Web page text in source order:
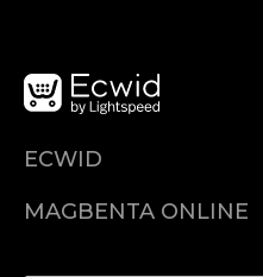
ECWID
Help center
MAGBENTA ONLINE